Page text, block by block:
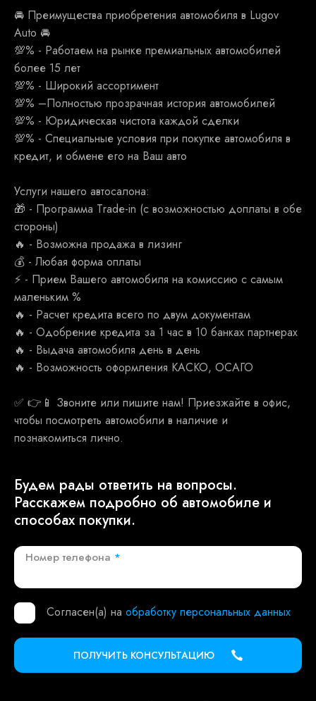
🚘 Преимущества приобретения автомобиля в Lugov
Auto 🚘
💯% - Работаем на рынке премиальных автомобилей
более 15 лет
💯% - Широкий ассортимент
💯% –Полностью прозрачная история автомобилей
💯% - Юридическая чистота каждой сделки
💯% - Специальные условия при покупке автомобиля в
кредит, и обмене его на Ваш авто
Услуги нашего автосалона:
🎁 - Программа Тrаdе-in (с возможностью доплаты в обе
стороны)
🔥 - Возможна продажа в лизинг
💰 - Любая форма оплаты
⚡ - Прием Вашего автомобиля на комиссию с самым
маленьким %
🔥 - Расчет кредита всего по двум документам
🔥 - Одобрение кредита за 1 час в 10 банках партнерах
🔥 - Выдача автомобиля день в день
🔥 - Возможность оформления КАСКО, ОСАГО
✅ 👉📱 Звоните или пишите нам! Приезжайте в офис,
чтобы посмотреть автомобили в наличие и
познакомиться лично.
Будем рады ответить на вопросы.
Расскажем подробно об автомобиле и
способах покупки.
Номер телефона *
Согласен(а) на обработку персональных данных
ПОЛУЧИТЬ КОНСУЛЬТАЦИЮ